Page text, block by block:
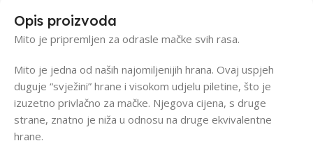
Opis proizvoda
Mito je pripremljen za odrasle mačke svih rasa.
Mito je jedna od naših najomiljenijih hrana. Ovaj uspjeh
duguje “svježini” hrane i visokom udjelu piletine, što je
izuzetno privlačno za mačke. Njegova cijena, s druge
strane, znatno je niža u odnosu na druge ekvivalentne
hrane.